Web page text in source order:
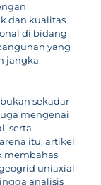
dan kualitas
di bidang
yang
jangka
sekadar
mengenai
serta
itu, artikel
membahas
uniaxial
analisis